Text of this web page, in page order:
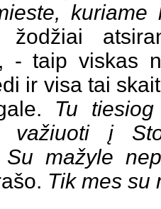
kuriame
žodžiai
- taip viskas
ir visa tai
Tu
važiuoti į
Su mažyle
Tik mes su